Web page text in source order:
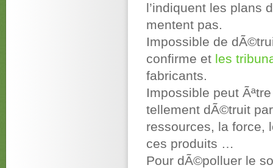
l’indiquent les plans
mentent pas.
Impossible de
confirme et les
fabricants.
Impossible peut
tellement dÃ©truit
ressources, la force,
ces produits …
Pour dÃ©polluer le